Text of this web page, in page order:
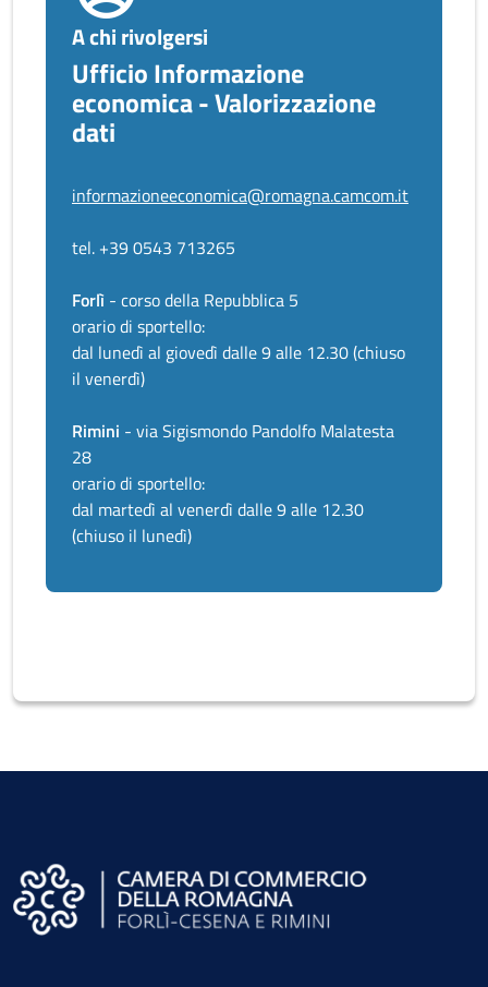
A chi rivolgersi
Ufficio Informazione
economica - Valorizzazione
dati
informazioneeconomica@romagna.camcom.it
tel. +39 0543 713265
Forlì - corso della Repubblica 5
orario di sportello:
dal lunedì al giovedì dalle 9 alle 12.30 (chiuso
il venerdì)
Rimini - via Sigismondo Pandolfo Malatesta
28
orario di sportello:
dal martedì al venerdì dalle 9 alle 12.30
(chiuso il lunedì)